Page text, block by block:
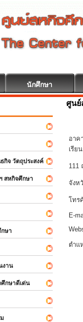
นักศึกษา
จ วัตถุประสงค์
สหกิจศึกษา
ษา
งาน
กษาดีเด่น
ศูน
อาค
เรีย
111
จังห
โทร
E-
ตำแ